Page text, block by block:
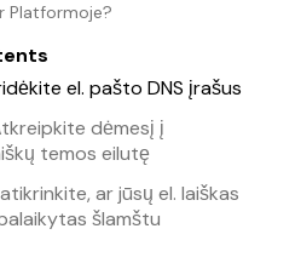
Platformoje?
el. pašto DNS įrašus
dėmesį į
temos eilutę
ar jūsų el. laiškas
šlamštu